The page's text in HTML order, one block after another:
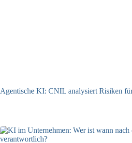
Agentische KI: CNIL analysiert Risiken